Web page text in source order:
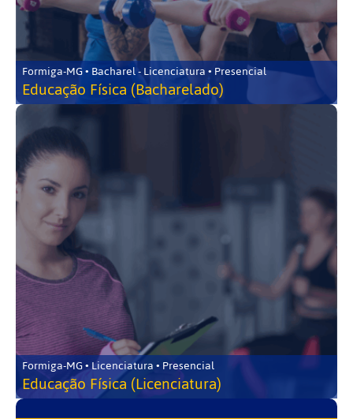
Formiga-MG • Bacharel - Licenciatura • Presencial
Educação Física (Bacharelado)
Formiga-MG • Licenciatura • Presencial
Educação Física (Licenciatura)